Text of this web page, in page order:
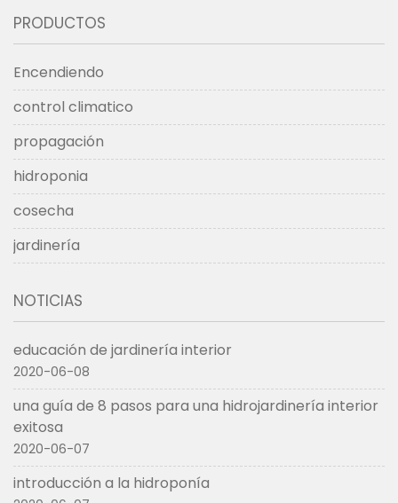
PRODUCTOS
Encendiendo
control climatico
propagación
hidroponia
cosecha
jardinería
NOTICIAS
educación de jardinería interior
2020-06-08
una guía de 8 pasos para una hidrojardinería interior
exitosa
2020-06-07
introducción a la hidroponía